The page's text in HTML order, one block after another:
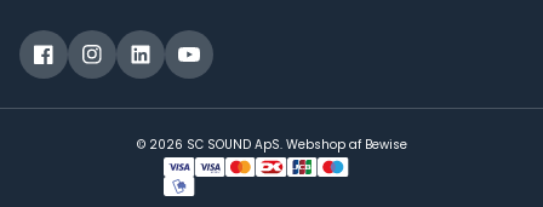
© 2026 SC SOUND ApS. Webshop af Bewise